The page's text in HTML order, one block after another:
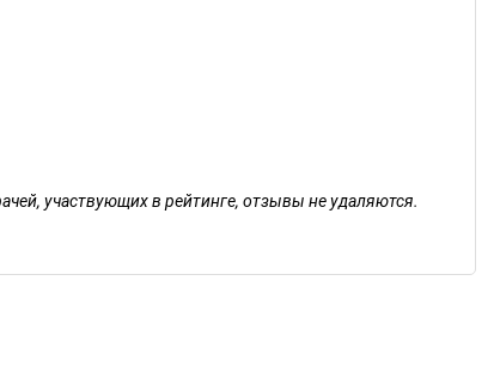
участвующих в рейтинге, отзывы не удаляются.